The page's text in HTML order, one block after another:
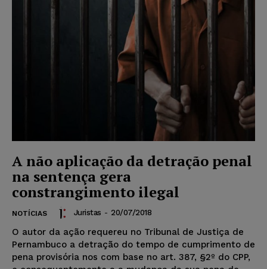
A não aplicação da detração penal
na sentença gera
constrangimento ilegal
NOTÍCIAS Juristas - 20/07/2018
O autor da ação requereu no Tribunal de Justiça de
Pernambuco a detração do tempo de cumprimento de
pena provisória nos com base no art. 387, §2º do CPP,